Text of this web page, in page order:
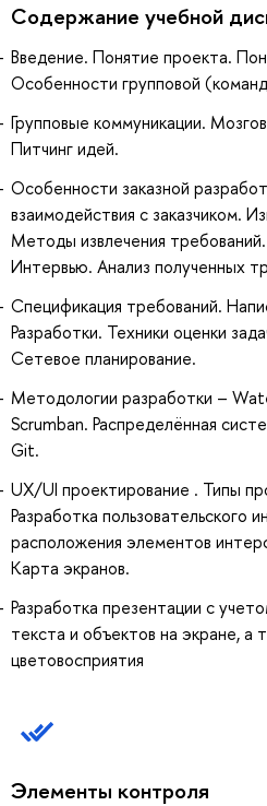
Содержание учебной
Введение. Понятие проекта.
Особенности групповой
Групповые коммуникации.
Питчинг идей.
Особенности заказной
взаимодействия с заказчиком.
Методы извлечения
Интервью. Анализ полученных
Спецификация требований.
Разработки. Техники оценки
Сетевое планирование.
Методологии разработки –
Scrumban. Распределённая
Git.
UX/UI проектирование . Типы
Разработка пользовательского
расположения элементов
Карта экранов.
Разработка презентации с
текста и объектов на экране, а
цветовосприятия
Элементы контроля